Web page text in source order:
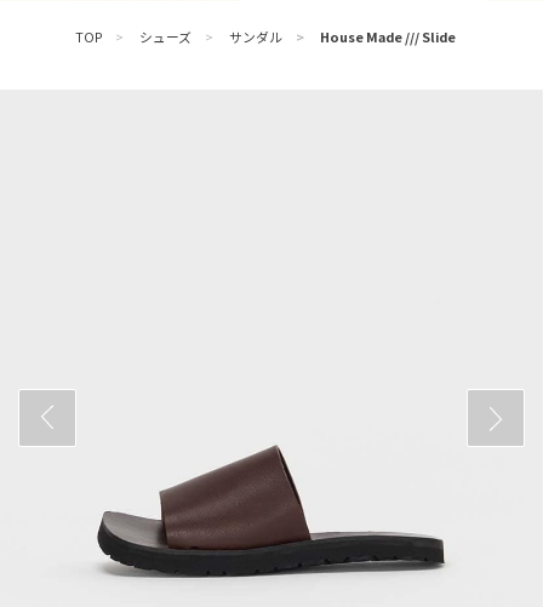
TOP > シューズ > サンダル > House Made /// Slide